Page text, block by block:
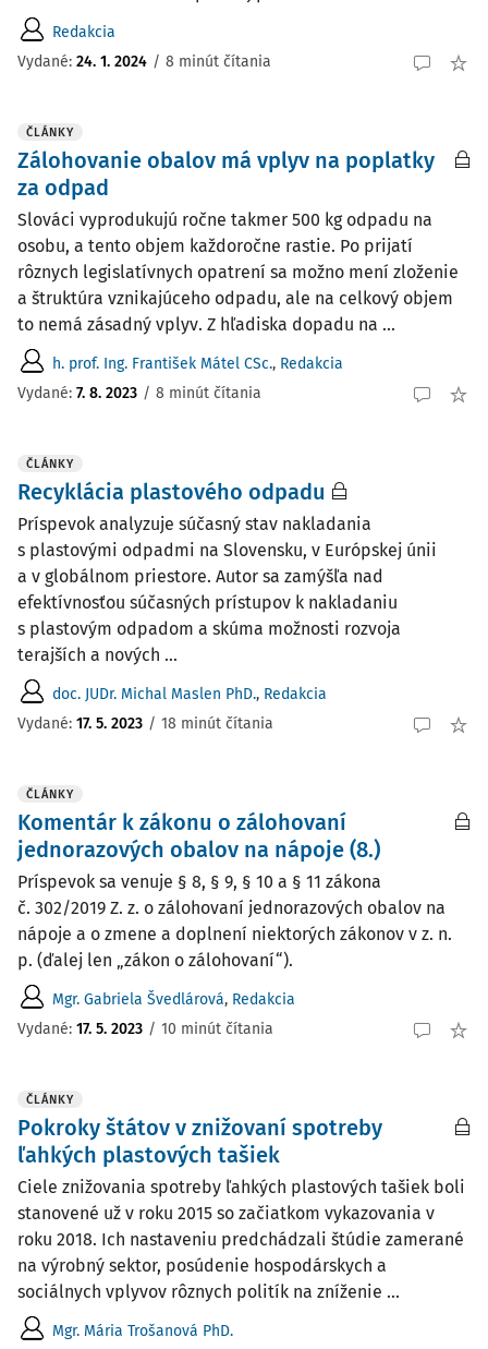
Redakcia
Vydané: 24. 1. 2024 / 8 minút čítania
ČLÁNKY
Zálohovanie obalov má vplyv na poplatky
za odpad
Slováci vyprodukujú ročne takmer 500 kg odpadu na
osobu, a tento objem každoročne rastie. Po prijatí
rôznych legislatívnych opatrení sa možno mení zloženie
a štruktúra vznikajúceho odpadu, ale na celkový objem
to nemá zásadný vplyv. Z hľadiska dopadu na ...
h. prof. Ing. František Mátel CSc., Redakcia
Vydané: 7. 8. 2023 / 8 minút čítania
ČLÁNKY
Recyklácia plastového odpadu
Príspevok analyzuje súčasný stav nakladania
s plastovými odpadmi na Slovensku, v Európskej únii
a v globálnom priestore. Autor sa zamýšľa nad
efektívnosťou súčasných prístupov k nakladaniu
s plastovým odpadom a skúma možnosti rozvoja
terajších a nových ...
doc. JUDr. Michal Maslen PhD., Redakcia
Vydané: 17. 5. 2023 / 18 minút čítania
ČLÁNKY
Komentár k zákonu o zálohovaní
jednorazových obalov na nápoje (8.)
Príspevok sa venuje § 8, § 9, § 10 a § 11 zákona
č. 302/2019 Z. z. o zálohovaní jednorazových obalov na
nápoje a o zmene a doplnení niektorých zákonov v z. n.
p. (ďalej len „zákon o zálohovaní“).
Mgr. Gabriela Švedlárová, Redakcia
Vydané: 17. 5. 2023 / 10 minút čítania
ČLÁNKY
Pokroky štátov v znižovaní spotreby
ľahkých plastových tašiek
Ciele znižovania spotreby ľahkých plastových tašiek boli
stanovené už v roku 2015 so začiatkom vykazovania v
roku 2018. Ich nastaveniu predchádzali štúdie zamerané
na výrobný sektor, posúdenie hospodárskych a
sociálnych vplyvov rôznych politík na zníženie ...
Mgr. Mária Trošanová PhD.